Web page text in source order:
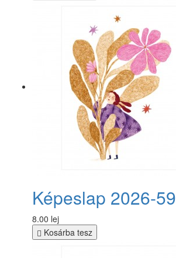
Képeslap 2026-59
8.00 lej
Kosárba tesz